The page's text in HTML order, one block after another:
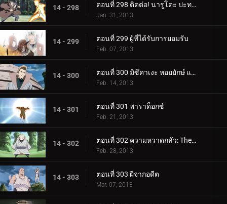
14 - 298 ตอนที่ 298 ติดต่อ! นารูโตะ ปะทะ อิทาจิ
Jan. 31, 2013
14 - 299 ตอนที่ 299 ผู้ที่ได้รับการยอมรับ
Feb. 07, 2013
14 - 300 ตอนที่ 300 มิซึคาเงะ หอยยักษ์ และภาพลวงตา
Feb. 14, 2013
14 - 301 ตอนที่ 301 พาราด็อกซ์
Feb. 21, 2013
14 - 302 ตอนที่ 302 ความหวาดกลัว: The Steam Imp
Feb. 28, 2013
14 - 303 ตอนที่ 303 ผีจากอดีต
Mar. 07, 2013